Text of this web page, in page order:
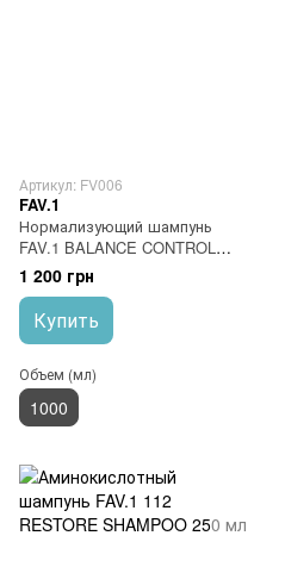
Артикул: FV006
FAV.1
Нормализующий шампунь
FAV.1 BALANCE CONTROL
SHAMPOO
1 200 грн
Купить
Объем (мл)
1000